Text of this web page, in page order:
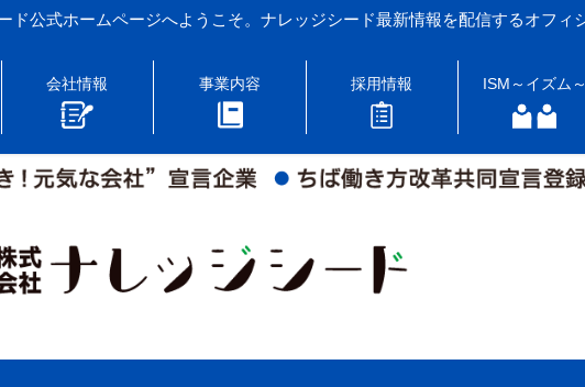
ド公式ホームページへようこそ。ナレッジシード最新情報を配信するオフィ
会社情報 事業内容 採用情報 ISM～イズム～